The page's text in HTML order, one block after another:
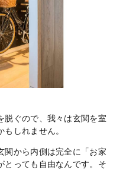
脱ぐので、我々は玄関を室
しれません。
関から内側は完全に「お家
とっても自由なんです。そ